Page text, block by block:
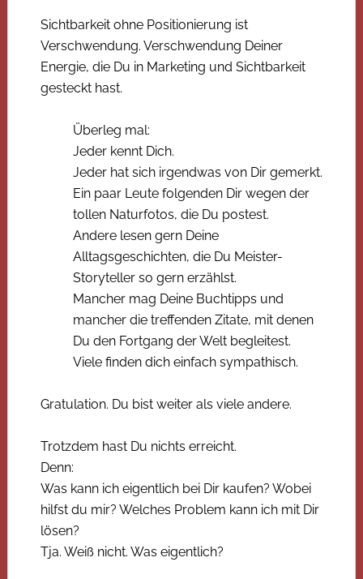
Sichtbarkeit ohne Positionierung ist
Verschwendung. Verschwendung Deiner
Energie, die Du in Marketing und Sichtbarkeit
gesteckt hast.
Überleg mal:
Jeder kennt Dich.
Jeder hat sich irgendwas von Dir gemerkt.
Ein paar Leute folgenden Dir wegen der
tollen Naturfotos, die Du postest.
Andere lesen gern Deine
Alltagsgeschichten, die Du Meister-
Storyteller so gern erzählst.
Mancher mag Deine Buchtipps und
mancher die treffenden Zitate, mit denen
Du den Fortgang der Welt begleitest.
Viele finden dich einfach sympathisch.
Gratulation. Du bist weiter als viele andere.
Trotzdem hast Du nichts erreicht.
Denn:
Was kann ich eigentlich bei Dir kaufen? Wobei
hilfst du mir? Welches Problem kann ich mit Dir
lösen?
Tja. Weiß nicht. Was eigentlich?